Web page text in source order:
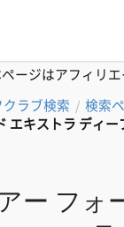
ージはアフィリ
クラブ検索 / 検索
エキストラ ディ
ー フォ